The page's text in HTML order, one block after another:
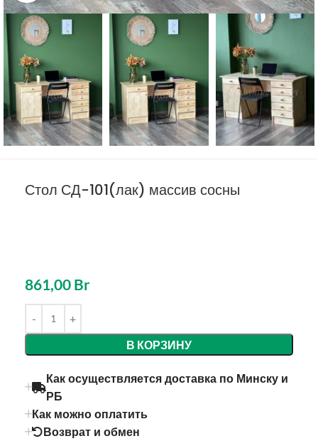
Стол СД-101(лак) массив сосны
861,00 Br
В КОРЗИНУ
Как осуществляется доставка по Минску и
РБ
Как можно оплатить
Возврат и обмен